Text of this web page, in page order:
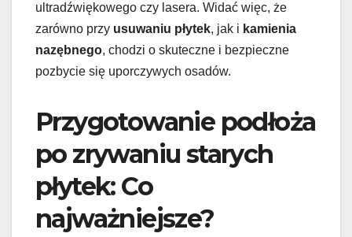
ultradźwiękowego czy lasera. Widać więc, że
zarówno przy usuwaniu płytek, jak i kamienia
nazębnego, chodzi o skuteczne i bezpieczne
pozbycie się uporczywych osadów.
Przygotowanie podłoża
po zrywaniu starych
płytek: Co
najważniejsze?